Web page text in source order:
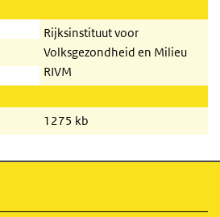
Rijksinstituut voor
Volksgezondheid en Milieu
RIVM
1275 kb